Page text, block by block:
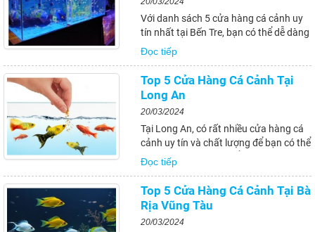
Với danh sách 5 cửa hàng cá cảnh uy
tín nhất tại Bến Tre, bạn có thể dễ dàng
tìm mua các loại cá cảnh chất lượng và
được tư vấn bởi những người am hiểu
về thế giới cá cảnh. Đồng thời, việc
khám phá và trải nghiệm vẻ...
Đọc tiếp
Top 5 Cửa Hàng Cá Cảnh Tại
Long An
20/03/2024
Tại Long An, có rất nhiều cửa hàng cá
cảnh uy tín và chất lượng để bạn có thể
lựa chọn. Tuy nhiên, để chọn được một
cửa hàng và sản phẩm phù hợp, bạn
cần tìm hiểu và áp dụng các kinh
nghiệm và bí quyết đã được chia sẻ...
Đọc tiếp
Top 5 Cửa Hàng Cá Cảnh Tại Bà
Rịa Vũng Tàu
20/03/2024